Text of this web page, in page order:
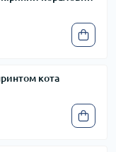
кота